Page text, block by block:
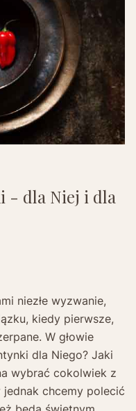
- dla Niej i dla
niezłe wyzwanie,
kiedy pierwsze,
W głowie
dla Niego? Jaki
wybrać cokolwiek z
jednak chcemy polecić